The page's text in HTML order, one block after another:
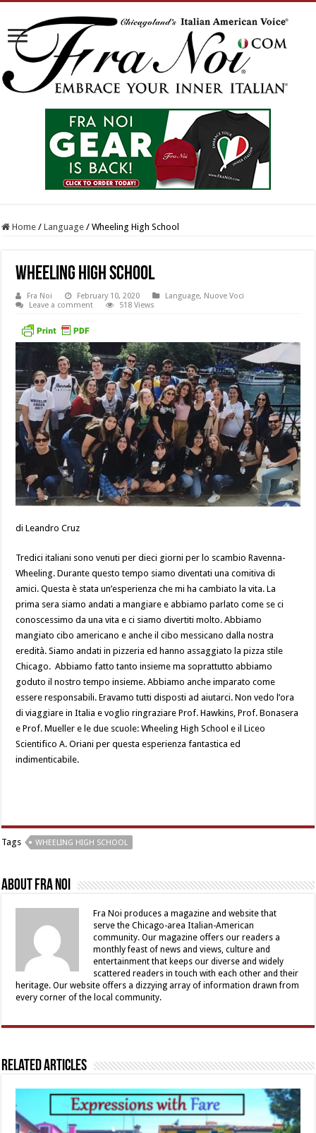
Home / Language / Wheeling High School
Wheeling High School
Fra Noi February 10, 2020 Language, Nuove Voci
Leave a comment
518 Views
di Leandro Cruz
Tredici italiani sono venuti per dieci giorni per lo scambio Ravenna-
Wheeling. Durante questo tempo siamo diventati una comitiva di
amici. Questa è stata un’esperienza che mi ha cambiato la vita. La
prima sera siamo andati a mangiare e abbiamo parlato come se ci
conoscessimo da una vita e ci siamo divertiti molto. Abbiamo
mangiato cibo americano e anche il cibo messicano dalla nostra
eredità. Siamo andati in pizzeria ed hanno assaggiato la pizza stile
Chicago. Abbiamo fatto tanto insieme ma soprattutto abbiamo
goduto il nostro tempo insieme. Abbiamo anche imparato come
essere responsabili. Eravamo tutti disposti ad aiutarci. Non vedo l’ora
di viaggiare in Italia e voglio ringraziare Prof. Hawkins, Prof. Bonasera
e Prof. Mueller e le due scuole: Wheeling High School e il Liceo
Scientifico A. Oriani per questa esperienza fantastica ed
indimenticabile.
Tags WHEELING HIGH SCHOOL
About Fra Noi
Fra Noi produces a magazine and website that
serve the Chicago-area Italian-American
community. Our magazine offers our readers a
monthly feast of news and views, culture and
entertainment that keeps our diverse and widely
scattered readers in touch with each other and their
heritage. Our website offers a dizzying array of information drawn from
every corner of the local community.
Related Articles